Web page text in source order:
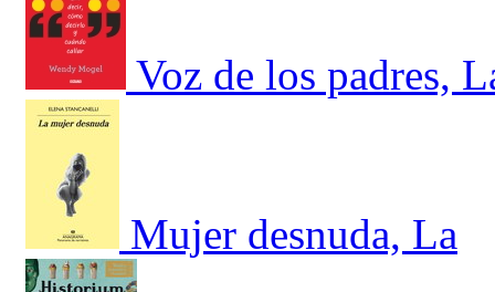
Voz de los padres,
Mujer desnuda, La